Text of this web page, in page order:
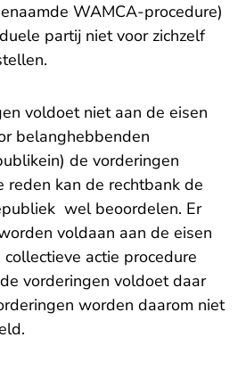
WAMCA-procedure)
partij niet voor zichzelf
voldoet niet aan de eisen
belanghebbenden
de vorderingen
reden kan de rechtbank de
wel beoordelen. Er
voldaan aan de eisen
actie procedure
vorderingen voldoet daar
worden daarom niet